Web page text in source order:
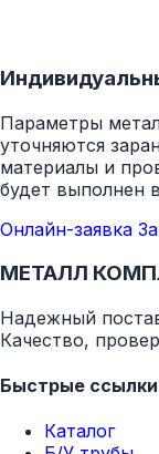
Параметры
уточняются
материалы и
будет выполнен
Онлайн-заявка
МЕТАЛЛ
Надежный
Качество,
Быстрые ссылки
Каталог